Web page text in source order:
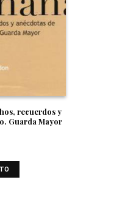
recuerdos y
Guarda Mayor